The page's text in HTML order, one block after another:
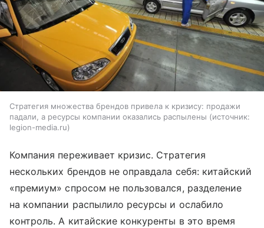
Стратегия множества брендов привела к кризису: продажи
падали, а ресурсы компании оказались распылены
источник:
legion-media.ru
Компания переживает кризис. Стратегия
нескольких брендов не оправдала себя: китайский
«премиум» спросом не пользовался, разделение
на компании распылило ресурсы и ослабило
контроль. А китайские конкуренты в это время